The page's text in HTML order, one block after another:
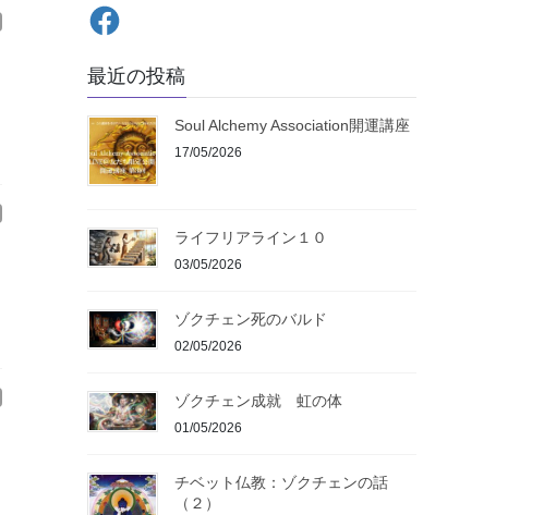
Facebook
最近の投稿
Soul Alchemy Association開運講座
17/05/2026
ライフリアライン１０
03/05/2026
ゾクチェン死のバルド
02/05/2026
ゾクチェン成就 虹の体
01/05/2026
チベット仏教：ゾクチェンの話
（２）